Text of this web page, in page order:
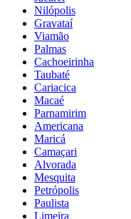
Nilópolis
Gravataí
Viamão
Palmas
Cachoeirinha
Taubaté
Cariacica
Macaé
Parnamirim
Americana
Maricá
Camaçari
Alvorada
Mesquita
Petrópolis
Paulista
Limeira